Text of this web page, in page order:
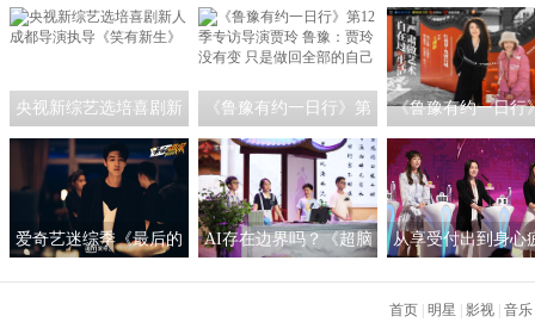
央视新综艺选培喜剧新
人 成都导演执导《笑有
新生》
《鲁豫有约一日行》第
12季专访导演贾玲 鲁
豫：贾玲没有变 只是做
回全部的自己
《鲁豫有约一日行
访王潮歌：我希望
是一个严肃的艺
爱奇艺迷综季《最后的
AI存在边界吗？《超脑
从享受付出到身心
间不必过度承担
首页 明星 影视 音乐